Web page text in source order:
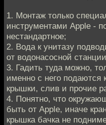
1. Монтаж только
инструментами Apple -
нестандартное;
2. Вода к унитазу
от водонасосной
3. Гадить туда можно,
именно с него подаются
крышки, слив и прочие
4. Понятно, что
быть от Apple, иначе
крышка бачка не